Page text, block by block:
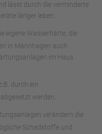
lässt durch die verminderte
länger leben.
eigene Wasserhärte, die
in Mannhagen auch
im Haus
durch ein
werden.
verändern die
Schadstoffe und